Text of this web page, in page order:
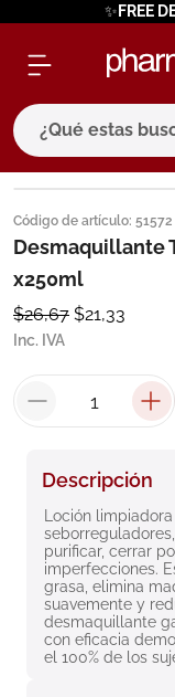
✨FREE
¿Qué estas
Código de artículo: 51572
Desmaquillante
x250ml
$26,67 $21,33
Inc. IVA
Descripción
Loción
purificar, cerrar
imperfecciones.
grasa, elimina
suavemente y
desmaquillante
con eficacia
el 100% de los
términos
1. eucerin
2. protector solar
3. bioderma
cerave
7. isdin
8. roche posay
9. nivea
10.pañales